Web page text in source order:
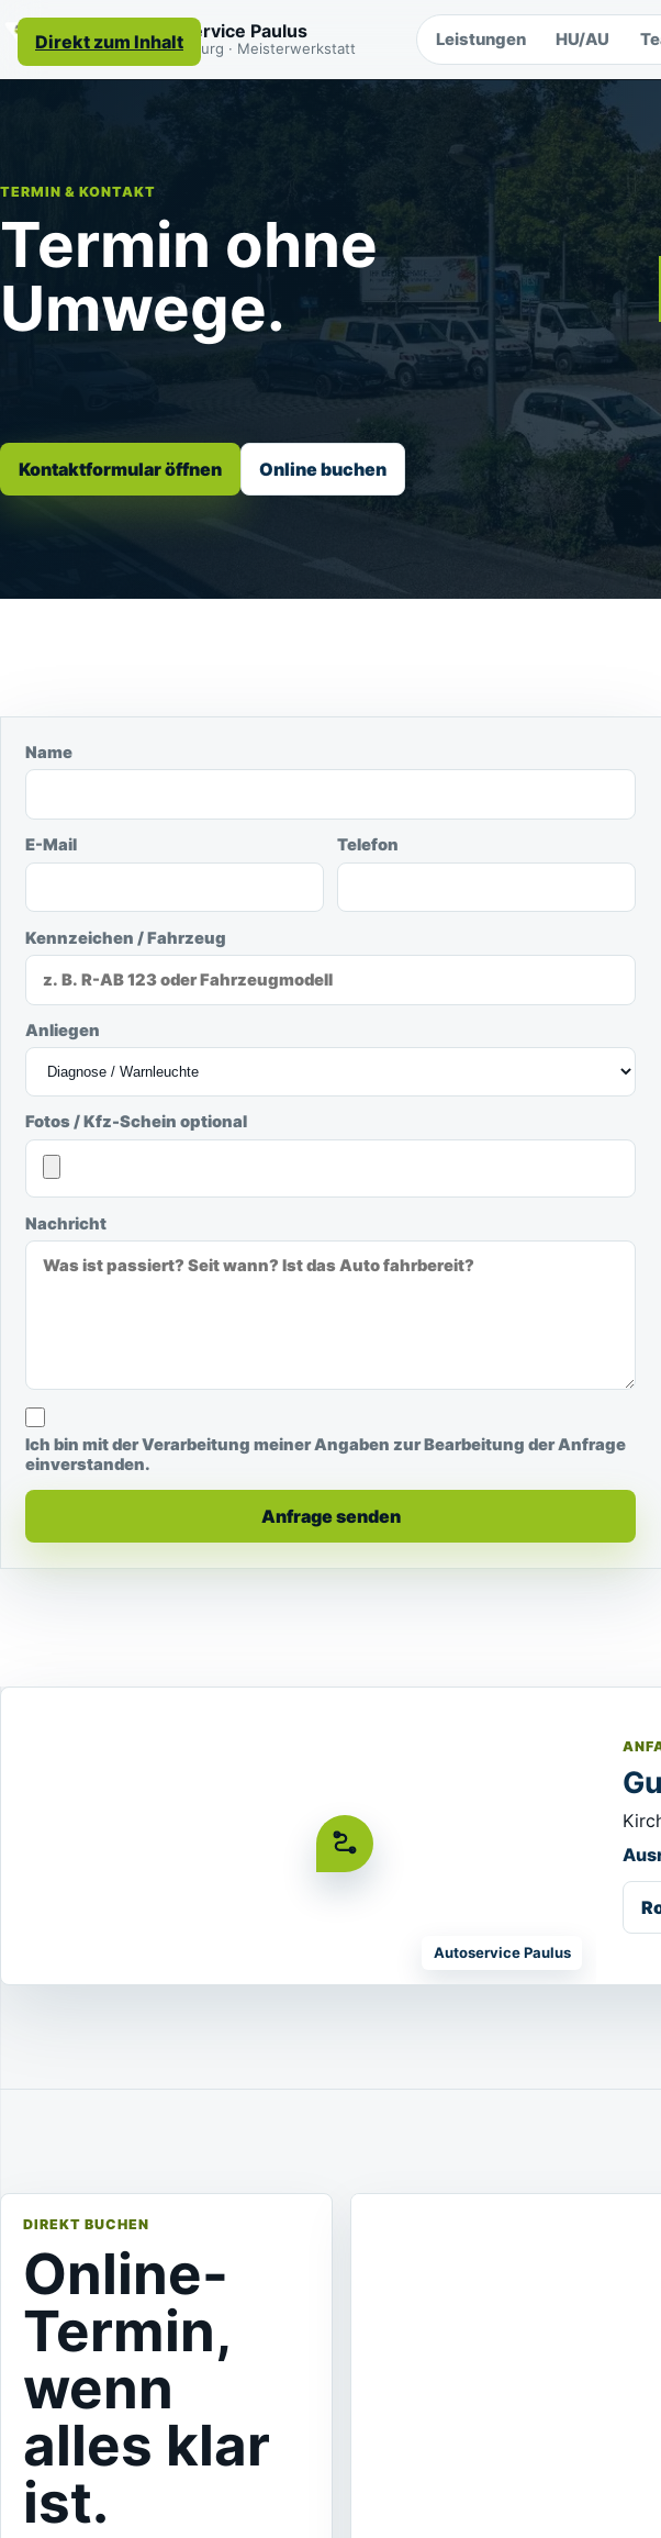
Direkt zum Inhalt
Autoservice Paulus
Regensburg · Meisterwerkstatt Leistungen HU/AU
TERMIN & KONTAKT
Termin ohne
Umwege.
Kontaktformular öffnen Online buchen
Name
E-Mail Telefon
Kennzeichen / Fahrzeug
Anliegen
Fotos / Kfz-Schein optional
Nachricht
Ich bin mit der Verarbeitung meiner Angaben zur Bearbeitung der Anfrage
einverstanden.
Anfrage senden
Autoservice Paulus
DIREKT BUCHEN
Online-
Termin,
wenn
alles klar
ist.